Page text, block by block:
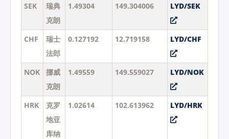
SEK
瑞典
克朗
1.49304 149.304006 LYD/SEK
CHF
瑞士
法郎
0.127192 12.719158 LYD/CHF
NOK
挪威
克朗
1.49559 149.559027 LYD/NOK
HRK
克罗
地亚
库纳
1.02614 102.613962 LYD/HRK